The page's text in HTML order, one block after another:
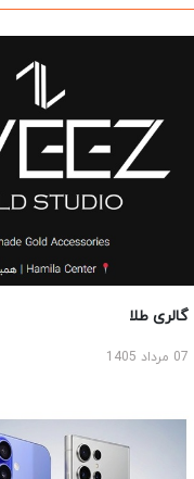
گالری طلا
07 مرداد 1405